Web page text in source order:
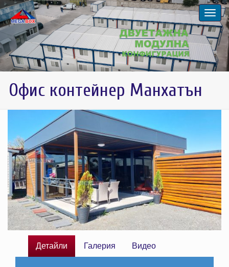
Офис контейнер Манхатън
Детайли Галерия Видео